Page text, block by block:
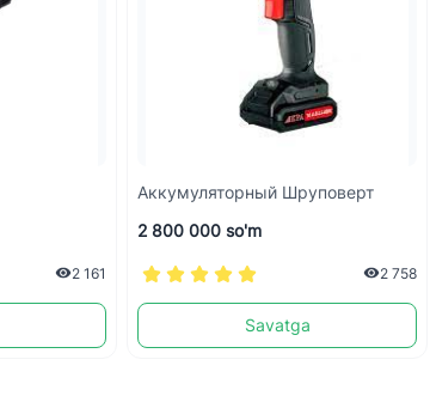
2 161
Аккумуляторный Шруповерт
2 800 000 so'm
2 758
Savatga